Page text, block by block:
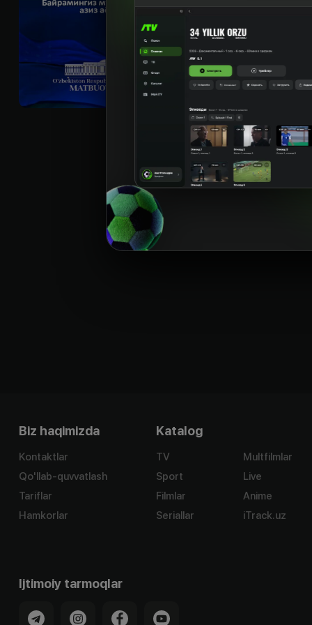
Biz haqimizda
Kontaktlar
Qo'llab-quvvatlash
Tariflar
Hamkorlar
Katalog
TV
Sport
Filmlar
Seriallar
Multfilmlar
Live
Anime
iTrack.uz
Ijtimoiy tarmoqlar